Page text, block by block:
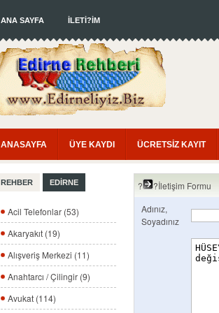
ANA SAYFA İLETİ?İM
ANASAYFA ÜYE KAYDI ÜCRETSİZ KAYIT
REHBER EDİRNE
Acil Telefonlar (53)
Akaryakıt (19)
Alışveriş Merkezi (11)
Anahtarcı / Çilingir (9)
Avukat (114)
?
?İletişim Formu
Adınız,
Soyadınız